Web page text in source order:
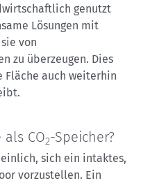
genutzt
Lösungen mit
von
zu überzeugen. Dies
Fläche auch weiterhin
CO2-Speicher?
sich ein intaktes,
vorzustellen. Ein